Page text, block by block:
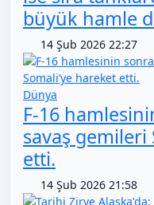
büyük hamle
14 Şub 2026 22:27
Dünya
F-16
savaş gemileri
etti.
14 Şub 2026 21:58